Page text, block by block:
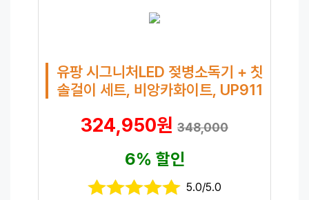
유팡 시그니처LED 젖병소독기 + 칫
솔걸이 세트, 비앙카화이트, UP911
324,950원 348,000
6% 할인
5.0/5.0